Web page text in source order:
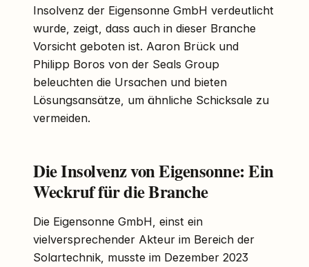
Insolvenz der Eigensonne GmbH verdeutlicht
wurde, zeigt, dass auch in dieser Branche
Vorsicht geboten ist. Aaron Brück und
Philipp Boros von der Seals Group
beleuchten die Ursachen und bieten
Lösungsansätze, um ähnliche Schicksale zu
vermeiden.
Die Insolvenz von Eigensonne: Ein
Weckruf für die Branche
Die Eigensonne GmbH, einst ein
vielversprechender Akteur im Bereich der
Solartechnik, musste im Dezember 2023